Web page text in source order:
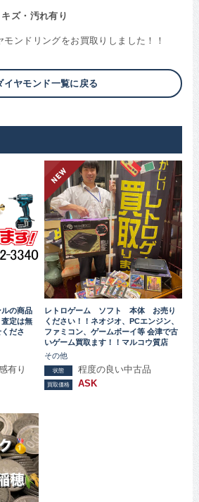
ズ・汚れ有り
ンドリングをお買取りしました！！
イヤモンド一覧に戻る
の商品
定は無
ださ
有り
レトロゲーム ソフト 本体 お売り
ください！！ネオジオ、PCエンジン、
ファミコン、ゲームボーイ等 会津で古
いゲーム買取ます！！マルコウ質店
その他
状態 程度の良い中古品
買取価格 ASK